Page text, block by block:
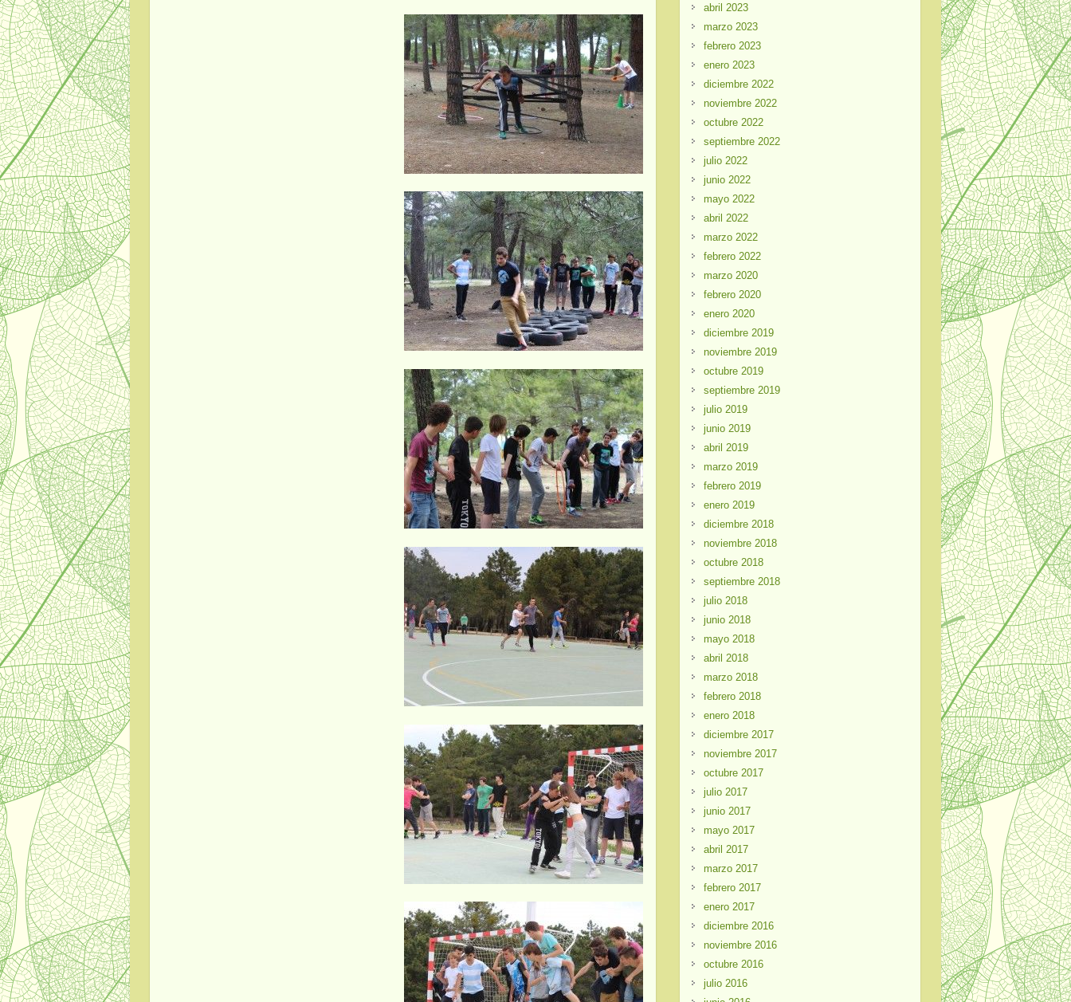
abril 2023
marzo 2023
febrero 2023
enero 2023
diciembre 2022
noviembre 2022
octubre 2022
septiembre 2022
julio 2022
junio 2022
mayo 2022
abril 2022
marzo 2022
febrero 2022
marzo 2020
febrero 2020
enero 2020
diciembre 2019
noviembre 2019
octubre 2019
septiembre 2019
julio 2019
junio 2019
abril 2019
marzo 2019
febrero 2019
enero 2019
diciembre 2018
noviembre 2018
octubre 2018
septiembre 2018
julio 2018
junio 2018
mayo 2018
abril 2018
marzo 2018
febrero 2018
enero 2018
diciembre 2017
noviembre 2017
octubre 2017
julio 2017
junio 2017
mayo 2017
abril 2017
marzo 2017
febrero 2017
enero 2017
diciembre 2016
noviembre 2016
octubre 2016
julio 2016